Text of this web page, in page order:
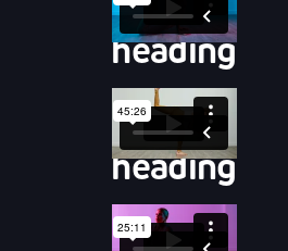
heading
heading